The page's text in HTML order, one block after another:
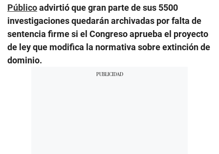
Públicoadvirtió que gran parte de sus 5500
investigaciones quedarán archivadas por falta de
sentencia firme si el Congreso aprueba el proyecto
de ley que modifica la normativa sobre extinción de
dominio.